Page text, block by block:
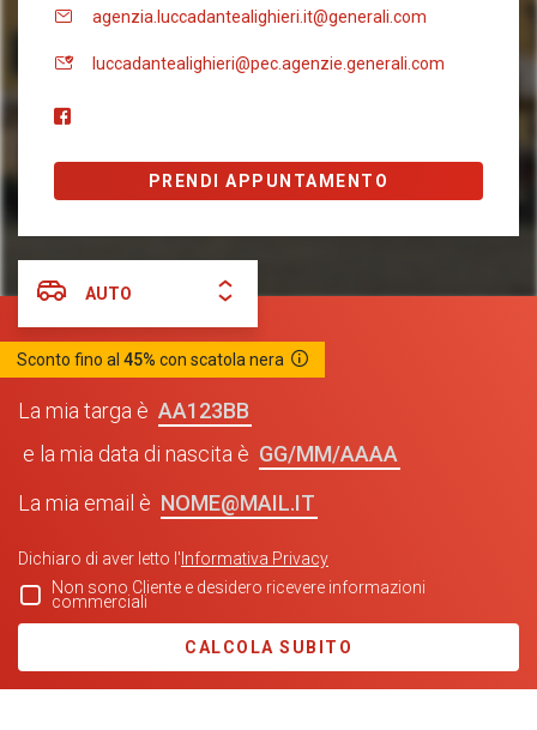
agenzia.luccadantealighieri.it@generali.com
luccadantealighieri@pec.agenzie.generali.com
PRENDI APPUNTAMENTO
AUTO
Sconto fino al 45% con scatola nera
La mia targa è
AA123BB
e la mia data di nascita è
GG/MM/AAAA
La mia email è NOME@MAIL.IT
Dichiaro di aver letto l' Informativa Privacy
Non sono Cliente e desidero ricevere informazioni
commerciali
CALCOLA SUBITO